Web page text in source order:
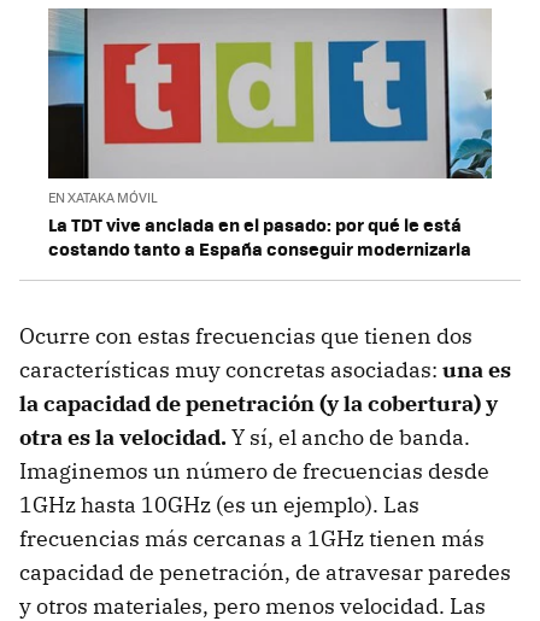
EN XATAKA MÓVIL
La TDT vive anclada en el pasado: por qué le está
costando tanto a España conseguir modernizarla
Ocurre con estas frecuencias que tienen dos
características muy concretas asociadas: una es
la capacidad de penetración (y la cobertura) y
otra es la velocidad.Y sí, el ancho de banda.
Imaginemos un número de frecuencias desde
1GHz hasta 10GHz (es un ejemplo). Las
frecuencias más cercanas a 1GHz tienen más
capacidad de penetración, de atravesar paredes
y otros materiales, pero menos velocidad. Las